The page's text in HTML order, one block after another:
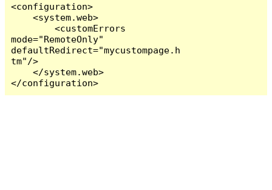
<configuration>
    <system.web>
        <customErrors
mode="RemoteOnly"
defaultRedirect="mycustompage.h
tm"/>
    </system.web>
</configuration>